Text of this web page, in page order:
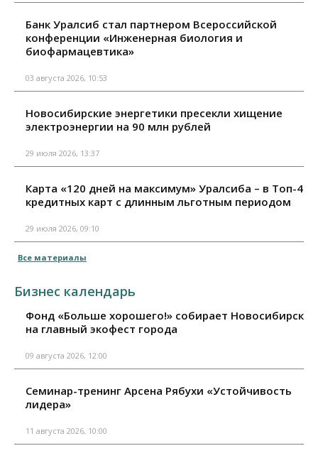
Банк Уралсиб стал партнером Всероссийской
конференции «Инженерная биология и
биофармацевтика»
03 августа 2026, 10:53
Новосибирские энергетики пресекли хищение
электроэнергии на 90 млн рублей
29 июля 2026, 13:37
Карта «120 дней на максимум» Уралсиба – в Топ-4
кредитных карт с длинным льготным периодом
29 июля 2026, 09:10
Все материалы
Бизнес календарь
Фонд «Больше хорошего!» собирает Новосибирск
на главный экофест города
09 августа 2026, 12:00
Семинар-тренинг Арсена Рябухи «Устойчивость
лидера»
11 августа 2026, 10:00